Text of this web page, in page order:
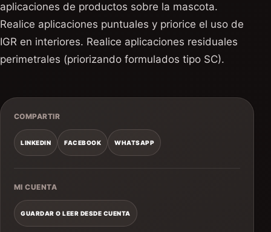
aplicaciones de productos sobre la mascota.
Realice aplicaciones puntuales y priorice el uso de
IGR en interiores. Realice aplicaciones residuales
perimetrales (priorizando formulados tipo SC).
COMPARTIR
LINKEDIN FACEBOOK WHATSAPP
MI CUENTA
GUARDAR O LEER DESDE CUENTA